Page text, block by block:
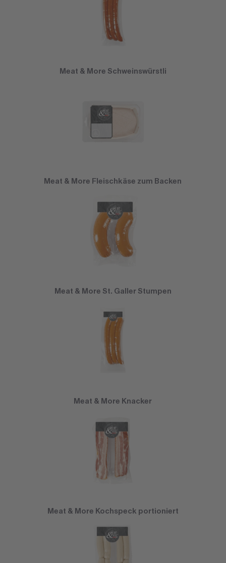
Meat & More Schweinswürstli
Meat & More Fleischkäse zum Backen
Meat & More St. Galler Stumpen
Meat & More Knacker
Meat & More Kochspeck portioniert